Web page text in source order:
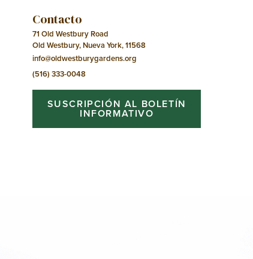
Contacto
71 Old Westbury Road
Old Westbury, Nueva York, 11568
info@oldwestburygardens.org
(516) 333-0048
SUSCRIPCIÓN AL BOLETÍN
INFORMATIVO